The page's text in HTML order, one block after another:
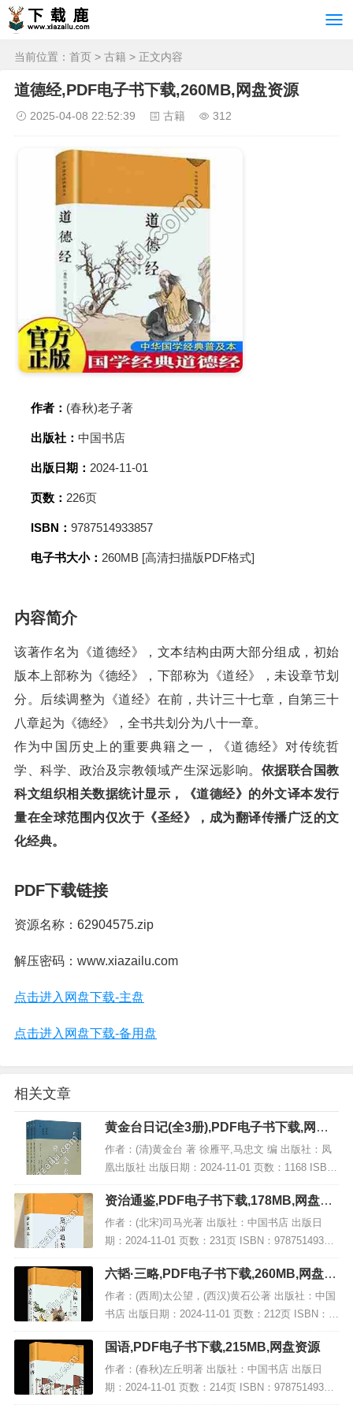
当前位置： 首页 > 古籍 > 正文内容
道德经,PDF电子书下载,260MB,网盘资源
2025-04-08 22:52:39 古籍 312
作者： (春秋)老子著
出版社： 中国书店
出版日期： 2024-11-01
页数： 226页
ISBN： 9787514933857
电子书大小： 260MB [高清扫描版PDF格式]
内容简介
该著作名为《道德经》，文本结构由两大部分组成，初始
版本上部称为《德经》，下部称为《道经》，未设章节划
分。后续调整为《道经》在前，共计三十七章，自第三十
八章起为《德经》，全书共划分为八十一章。
作为中国历史上的重要典籍之一，《道德经》对传统哲
学、科学、政治及宗教领域产生深远影响。 依据联合国教
科文组织相关数据统计显示，《道德经》的外文译本发行
量在全球范围内仅次于《圣经》，成为翻译传播广泛的文
化经典。
PDF下载链接
资源名称：62904575.zip
解压密码：www.xiazailu.com
点击进入网盘下载-主盘
点击进入网盘下载-备用盘
相关文章
黄金台日记(全3册),PDF电子书下载,网盘
资源
作者：(清)黄金台 著 徐雁平,马忠文 编 出版社：凤
凰出版社 出版日期：2024-11-01 页数：1168 ISB
N：9787550639027 电子书大小：213MB [高清扫描
版PDF格...
资治通鉴,PDF电子书下载,178MB,网盘资
源
作者：(北宋)司马光著 出版社：中国书店 出版日
期：2024-11-01 页数：231页 ISBN：97875149341
51 电子书大小：178MB [高清扫描版PDF格式] 内容
简介 此...
六韬·三略,PDF电子书下载,260MB,网盘资
源
作者：(西周)太公望，(西汉)黄石公著 出版社：中国
书店 出版日期：2024-11-01 页数：212页 ISBN：9
787514934427 电子书大小：260MB [高清扫描版P
DF格式]...
国语,PDF电子书下载,215MB,网盘资源
作者：(春秋)左丘明著 出版社：中国书店 出版日
期：2024-11-01 页数：214页 ISBN：97875149343
66 电子书大小：215MB [高清扫描版PDF格式] 内容